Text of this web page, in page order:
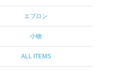
エプロン
小物
ALL ITEMS